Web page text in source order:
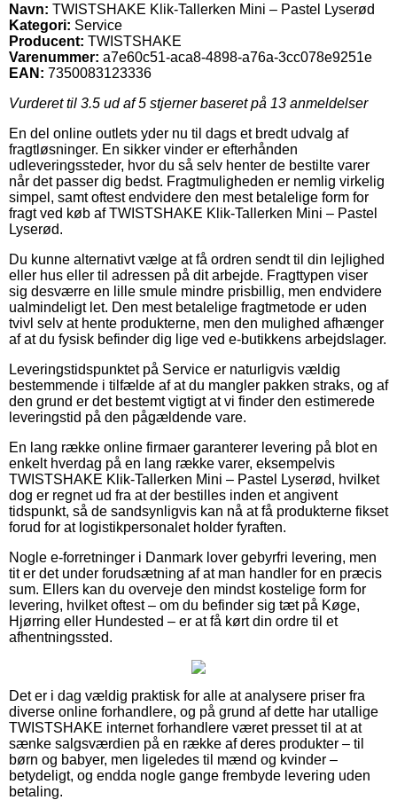
Navn: TWISTSHAKE Klik-Tallerken Mini – Pastel Lyserød
Kategori: Service
Producent: TWISTSHAKE
Varenummer: a7e60c51-aca8-4898-a76a-3cc078e9251e
EAN: 7350083123336
Vurderet til 3.5 ud af 5 stjerner baseret på 13 anmeldelser
En del online outlets yder nu til dags et bredt udvalg af
fragtløsninger. En sikker vinder er efterhånden
udleveringssteder, hvor du så selv henter de bestilte varer
når det passer dig bedst. Fragtmuligheden er nemlig virkelig
simpel, samt oftest endvidere den mest betalelige form for
fragt ved køb af TWISTSHAKE Klik-Tallerken Mini – Pastel
Lyserød.
Du kunne alternativt vælge at få ordren sendt til din lejlighed
eller hus eller til adressen på dit arbejde. Fragttypen viser
sig desværre en lille smule mindre prisbillig, men endvidere
ualmindeligt let. Den mest betalelige fragtmetode er uden
tvivl selv at hente produkterne, men den mulighed afhænger
af at du fysisk befinder dig lige ved e-butikkens arbejdslager.
Leveringstidspunktet på Service er naturligvis vældig
bestemmende i tilfælde af at du mangler pakken straks, og af
den grund er det bestemt vigtigt at vi finder den estimerede
leveringstid på den pågældende vare.
En lang række online firmaer garanterer levering på blot en
enkelt hverdag på en lang række varer, eksempelvis
TWISTSHAKE Klik-Tallerken Mini – Pastel Lyserød, hvilket
dog er regnet ud fra at der bestilles inden et angivent
tidspunkt, så de sandsynligvis kan nå at få produkterne fikset
forud for at logistikpersonalet holder fyraften.
Nogle e-forretninger i Danmark lover gebyrfri levering, men
tit er det under forudsætning af at man handler for en præcis
sum. Ellers kan du overveje den mindst kostelige form for
levering, hvilket oftest – om du befinder sig tæt på Køge,
Hjørring eller Hundested – er at få kørt din ordre til et
afhentningssted.
Det er i dag vældig praktisk for alle at analysere priser fra
diverse online forhandlere, og på grund af dette har utallige
TWISTSHAKE internet forhandlere været presset til at at
sænke salgsværdien på en række af deres produkter – til
børn og babyer, men ligeledes til mænd og kvinder –
betydeligt, og endda nogle gange frembyde levering uden
betaling.